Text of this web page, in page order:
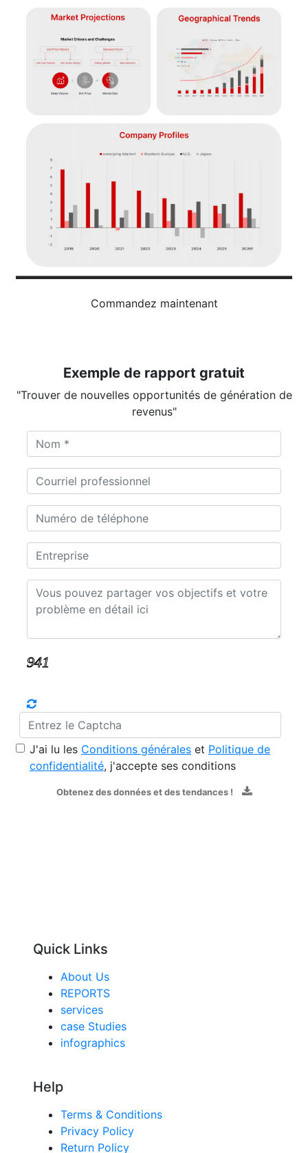
Commandez maintenant
Exemple de rapport gratuit
"Trouver de nouvelles opportunités de génération de
revenus"
J'ai lu les Conditions générales et Politique de
confidentialité, j'accepte ses conditions
Obtenez des données et des tendances !
Quick Links
About Us
REPORTS
services
case Studies
infographics
Help
Terms & Conditions
Privacy Policy
Return Policy